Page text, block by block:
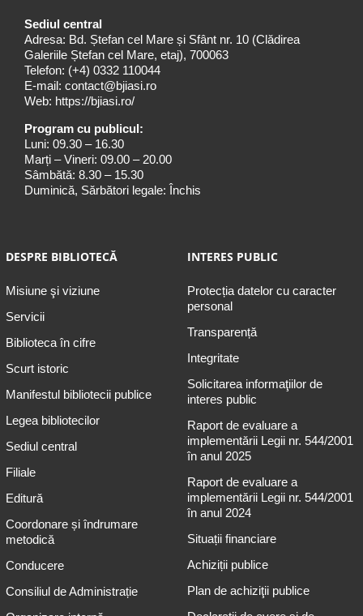
Sediul central
Adresa: Bd. Ștefan cel Mare și Sfânt nr. 10 (Clădirea
Galeriile Ștefan cel Mare, etaj), 700063
Telefon: (+4) 0332 110044
E-mail: contact@bjiasi.ro
Web: https://bjiasi.ro/
Program cu publicul:
Luni: 09.30 – 16.30
Marți – Vineri: 09.00 – 20.00
Sâmbătă: 8.30 – 15.30
Duminică, Sărbători legale: Închis
DESPRE BIBLIOTECĂ
Misiune şi viziune
Servicii
Biblioteca în cifre
Scurt istoric
Manifestul bibliotecii publice
Legea bibliotecilor
Sediul central
Filiale
Editură
Coordonare și îndrumare
metodică
Conducere
Consiliul de Administrație
INTERES PUBLIC
Protecția datelor cu caracter
personal
Transparență
Integritate
Solicitarea informaţiilor de
interes public
Raport de evaluare a
implementării Legii nr. 544/2001
în anul 2025
Raport de evaluare a
implementării Legii nr. 544/2001
în anul 2024
Situații financiare
Achiziții publice
Plan de achiziţii publice